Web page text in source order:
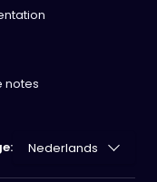
notes